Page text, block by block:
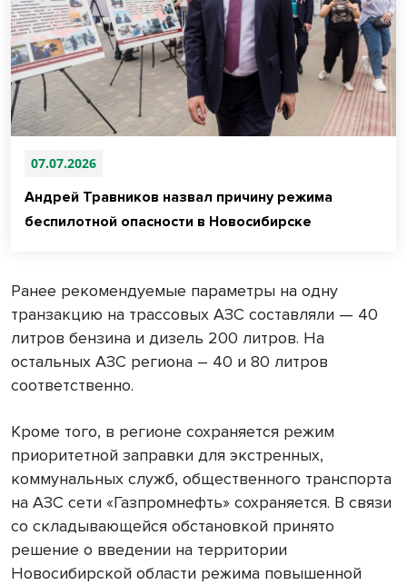
07.07.2026
Андрей Травников назвал причину режима
беспилотной опасности в Новосибирске
Ранее рекомендуемые параметры на одну
транзакцию на трассовых АЗС составляли — 40
литров бензина и дизель 200 литров. На
остальных АЗС региона – 40 и 80 литров
соответственно.
Кроме того, в регионе сохраняется режим
приоритетной заправки для экстренных,
коммунальных служб, общественного транспорта
на АЗС сети «Газпромнефть» сохраняется. В связи
со складывающейся обстановкой принято
решение о введении на территории
Новосибирской области режима повышенной